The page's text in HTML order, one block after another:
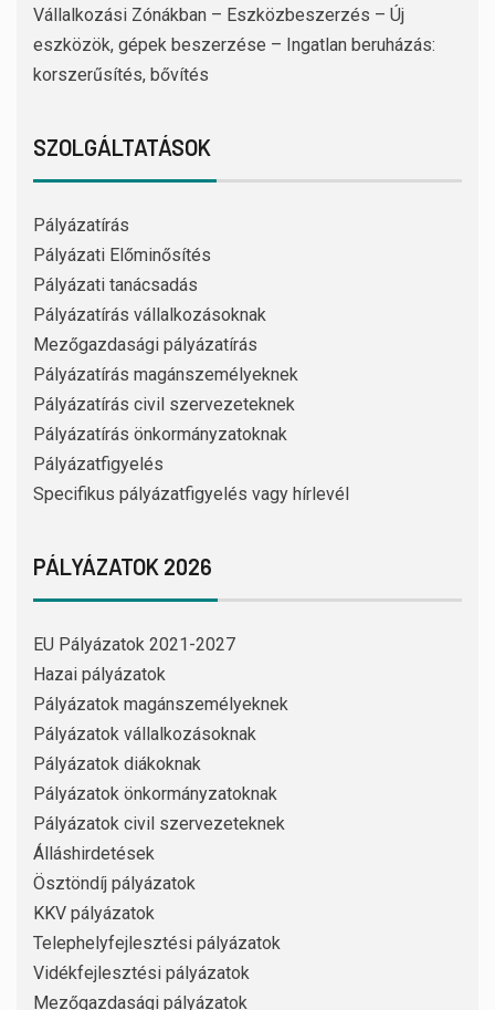
Vállalkozási Zónákban – Eszközbeszerzés – Új
eszközök, gépek beszerzése – Ingatlan beruházás:
korszerűsítés, bővítés
SZOLGÁLTATÁSOK
Pályázatírás
Pályázati Előminősítés
Pályázati tanácsadás
Pályázatírás vállalkozásoknak
Mezőgazdasági pályázatírás
Pályázatírás magánszemélyeknek
Pályázatírás civil szervezeteknek
Pályázatírás önkormányzatoknak
Pályázatfigyelés
Specifikus pályázatfigyelés vagy hírlevél
PÁLYÁZATOK 2026
EU Pályázatok 2021-2027
Hazai pályázatok
Pályázatok magánszemélyeknek
Pályázatok vállalkozásoknak
Pályázatok diákoknak
Pályázatok önkormányzatoknak
Pályázatok civil szervezeteknek
Álláshirdetések
Ösztöndíj pályázatok
KKV pályázatok
Telephelyfejlesztési pályázatok
Vidékfejlesztési pályázatok
Mezőgazdasági pályázatok